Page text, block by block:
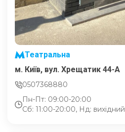
Театральна
м. Київ, вул. Хрещатик 44-A
0507368880
Пн-Пт: 09:00-20:00
Сб: 11:00-20:00, Нд: вихідний